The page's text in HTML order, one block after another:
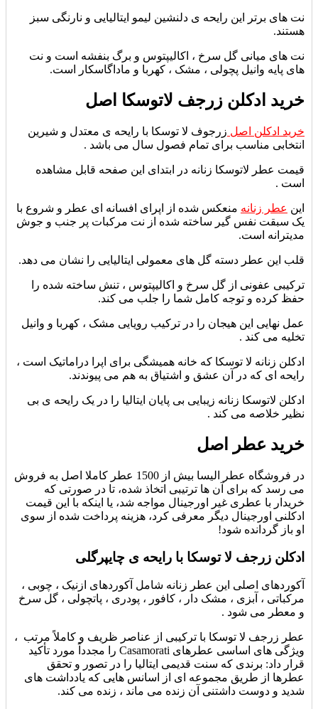
نت های برتر این رایحه ی دلنشین لیمو ایتالیایی و نارنگی سبز
هستند.
نت های میانی گل سرخ ، اکالیپتوس و برگ بنفشه است و نت
های پایه وانیل پچولی ، مشک ، کهربا و ماداگاسکار است.
خرید ادکلن زرجف لاتوسکا اصل
خرید ادکلن اصل زرجوف لا توسکا با رایحه ی معتدل و شیرین
انتخابی مناسب برای تمام فصول سال می باشد .
قیمت عطر لاتوسکا زنانه در ابتدای این صفحه قابل مشاهده
است .
این عطر زنانه منعکس شده از اپرای افسانه ای عطر و شروع با
یک سبقت نفس گیر ساخته شده از نت مرکبات پر جنب و جوش
مدیترانه است.
قلب این عطر دسته گل های معمولی ایتالیایی را نشان می دهد.
ترکیبی عفونی از گل سرخ و اکالیپتوس ، تنش ساخته شده را
حفظ کرده و توجه کامل شما را جلب می کند.
عمل نهایی این هیجان را در ترکیب رویایی مشک ، کهربا و وانیل
تخلیه می کند .
ادکلن زنانه لا توسکا که خانه همیشگی برای اپرا دراماتیک است ،
رایحه ای که در آن عشق و اشتیاق به هم می پیوندند.
ادکلن لاتوسکا زنانه زیبایی بی پایان ایتالیا را در یک رایحه ی بی
نظیر خلاصه می کند .
خرید عطر اصل
در فروشگاه عطر الیسا بیش از 1500 عطر کاملا اصل به فروش
می رسد که برای آن ها ترتیبی اتخاذ شده، تا در صورتی که
خریدار با عطری غیر اورجینال مواجه شد، یا اینکه با این قیمت
ادکلنی اورجینال دیگر معرفی کرد، هزینه پرداخت شده از سوی
او باز گردانده شود!
ادکلن زرجف لا توسکا با رایحه ی چایپرگلی
آکوردهای اصلی این عطر زنانه شامل آکوردهای ازنیک ، چوبی ،
مرکباتی ، آبزی ، مشک دار ، کافور ، پودری ، پاتچولی ، گل سرخ
و معطر می شود .
عطر زرجف لا توسکا با ترکیبی از عناصر ظریف و کاملاً مرتب ،
ویژگی های اساسی عطرهای Casamorati را مجدداً مورد تأکید
قرار داد: برندی که سنت قدیمی ایتالیا را در تصور و تحقق
عطرها از طریق مجموعه ای از اسانس هایی که یادداشت های
شدید و دوست داشتنی آن زنده می ماند ، زنده می کند.